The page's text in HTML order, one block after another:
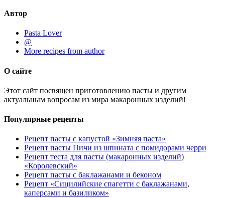
Автор
Pasta Lover
@
More recipes from author
О сайте
Этот сайт посвящен приготовлению пасты и другим
актуальным вопросам из мира макаронных изделий!
Популярные рецепты
Рецепт пасты с капустой «Зимняя паста»
Рецепт пасты Пичи из шпината с помидорами черри
Рецепт теста для пасты (макаронных изделий)
«Королевский»
Рецепт пасты с баклажанами и беконом
Рецепт «Сицилийские спагетти с баклажанами,
каперсами и базиликом»